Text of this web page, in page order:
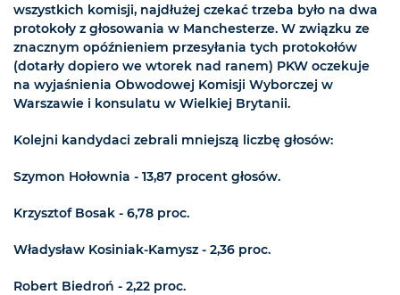
wszystkich komisji, najdłużej czekać trzeba było na dwa
protokoły z głosowania w Manchesterze. W związku ze
znacznym opóźnieniem przesyłania tych protokołów
(dotarły dopiero we wtorek nad ranem) PKW oczekuje
na wyjaśnienia Obwodowej Komisji Wyborczej w
Warszawie i konsulatu w Wielkiej Brytanii.
Kolejni kandydaci zebrali mniejszą liczbę głosów:
Szymon Hołownia - 13,87 procent głosów.
Krzysztof Bosak - 6,78 proc.
Władysław Kosiniak-Kamysz - 2,36 proc.
Robert Biedroń - 2,22 proc.